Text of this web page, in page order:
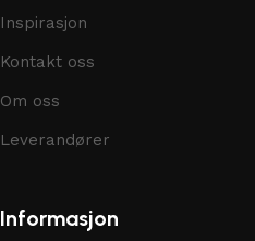
Inspirasjon
Kontakt oss
Om oss
Leverandører
Informasjon